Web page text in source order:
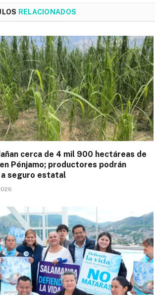
RELACIONADOS
cerca de 4 mil 900 hectáreas de
Pénjamo; productores podrán
seguro estatal